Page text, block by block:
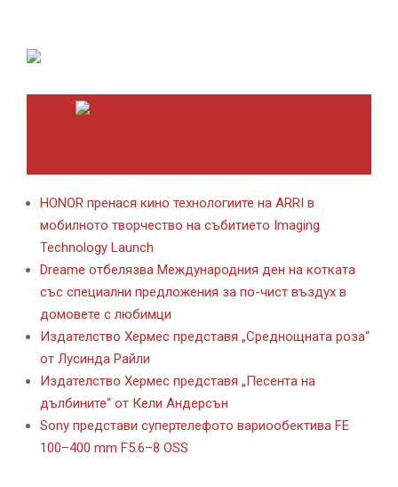
HONOR пренася кино технологиите на ARRI в
мобилното творчество на събитието Imaging
Technology Launch
Dreame отбелязва Международния ден на котката
със специални предложения за по-чист въздух в
домовете с любимци
Издателство Хермес представя „Среднощната роза“
от Лусинда Райли
Издателство Хермес представя „Песента на
дълбините“ от Кели Андерсън
Sony представи супертелефото вариообектива FE
100–400 mm F5.6–8 OSS